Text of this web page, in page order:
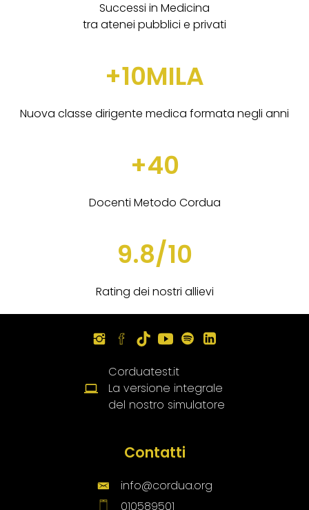
Successi in Medicina
tra atenei pubblici e privati
+10MILA
Nuova classe dirigente medica formata negli anni
+40
Docenti Metodo Cordua
9.8/10
Rating dei nostri allievi
Corduatest.it
La versione integrale
del nostro simulatore
Contatti
info@cordua.org
010589501